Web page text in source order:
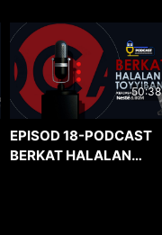
50:38
EPISOD 18-PODCAST
BERKAT HALALAN